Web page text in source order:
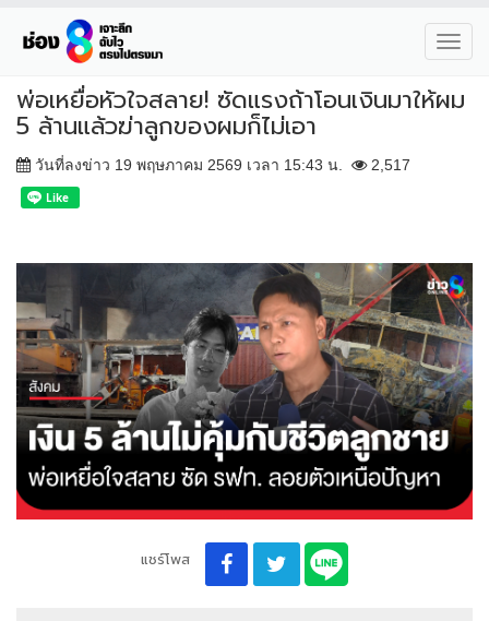
พ่อเหยื่อหัวใจสลาย! ซัดแรงถ้าโอนเงินมาให้ผม
5 ล้านแล้วฆ่าลูกของผมก็ไม่เอา
วันที่ลงข่าว 19 พฤษภาคม 2569 เวลา 15:43 น. 2,517
แชร์โพส